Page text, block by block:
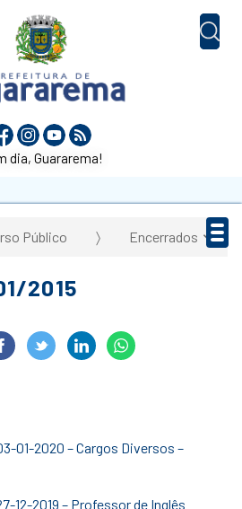
dia, Guararema!
Público Encerrados
2015
01-2020 – Cargos Diversos –
12-2019 – Professor de Inglês